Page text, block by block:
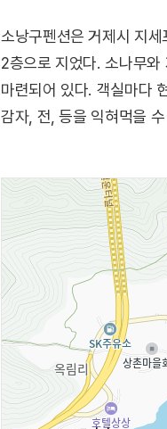
소낭구펜션은 거제시 지
2층으로 지었다. 소나무
마련되어 있다. 객실마다
감자, 전, 등을 익혀먹을